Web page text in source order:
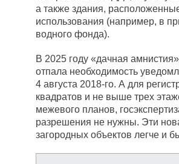
а также здания,
использования (например, в
водного фонда).
В 2025 году «дачная
отпала необходимость
4 августа 2018-го. А для
квадратов и не выше трех
межевого планов,
разрешения не нужны. Эти
загородных объектов легче и